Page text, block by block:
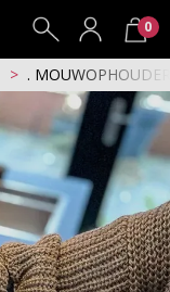
0
. MOUWOPHOUDER